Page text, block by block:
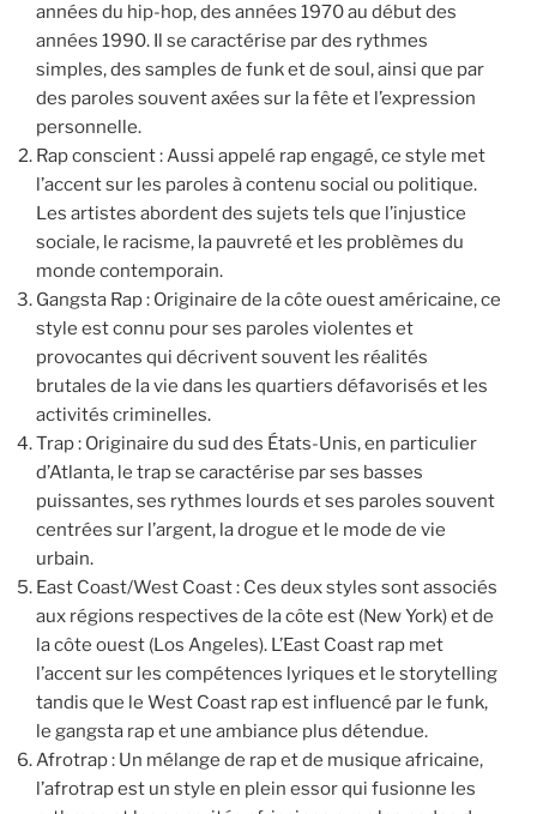
années du hip-hop, des années 1970 au début des
années 1990. Il se caractérise par des rythmes
simples, des samples de funk et de soul, ainsi que par
des paroles souvent axées sur la fête et l’expression
personnelle.
Rap conscient : Aussi appelé rap engagé, ce style met
l’accent sur les paroles à contenu social ou politique.
Les artistes abordent des sujets tels que l’injustice
sociale, le racisme, la pauvreté et les problèmes du
monde contemporain.
Gangsta Rap : Originaire de la côte ouest américaine, ce
style est connu pour ses paroles violentes et
provocantes qui décrivent souvent les réalités
brutales de la vie dans les quartiers défavorisés et les
activités criminelles.
Trap : Originaire du sud des États-Unis, en particulier
d’Atlanta, le trap se caractérise par ses basses
puissantes, ses rythmes lourds et ses paroles souvent
centrées sur l’argent, la drogue et le mode de vie
urbain.
East Coast/West Coast : Ces deux styles sont associés
aux régions respectives de la côte est (New York) et de
la côte ouest (Los Angeles). L’East Coast rap met
l’accent sur les compétences lyriques et le storytelling
tandis que le West Coast rap est influencé par le funk,
le gangsta rap et une ambiance plus détendue.
Afrotrap : Un mélange de rap et de musique africaine,
l’afrotrap est un style en plein essor qui fusionne les